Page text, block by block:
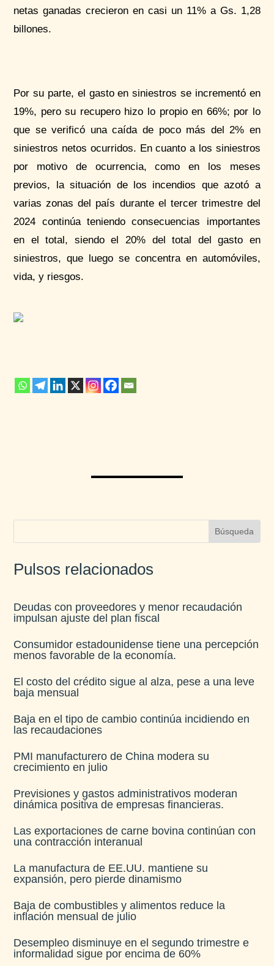
netas ganadas crecieron en casi un 11% a Gs. 1,28
billones.
Por su parte, el gasto en siniestros se incrementó en
19%, pero su recupero hizo lo propio en 66%; por lo
que se verificó una caída de poco más del 2% en
siniestros netos ocurridos. En cuanto a los siniestros
por motivo de ocurrencia, como en los meses
previos, la situación de los incendios que azotó a
varias zonas del país durante el tercer trimestre del
2024 continúa teniendo consecuencias importantes
en el total, siendo el 20% del total del gasto en
siniestros, que luego se concentra en automóviles,
vida, y riesgos.
Pulsos relacionados
Deudas con proveedores y menor recaudación
impulsan ajuste del plan fiscal​
Consumidor estadounidense tiene una percepción
menos favorable de la economía​.
El costo del crédito sigue al alza, pese a una leve
baja mensual​
Baja en el tipo de cambio continúa incidiendo en
las recaudaciones​
PMI manufacturero de China modera su
crecimiento en julio​
Previsiones y gastos administrativos moderan
dinámica positiva de empresas financieras​.
Las exportaciones de carne bovina continúan con
una contracción interanual
La manufactura de EE.UU. mantiene su
expansión, pero pierde dinamismo
Baja de combustibles y alimentos reduce la
inflación mensual de julio​
Desempleo disminuye en el segundo trimestre e
informalidad sigue por encima de 60%